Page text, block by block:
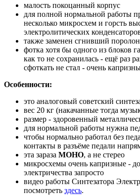
малость покоцанный корпус
для полной нормальной работы
несколько микросхем и горсть
электролитических
также заменен сгнивший поролон
фотка хотя бы одного из блоков
как то не сохранилась - ещё раз
сфоткать не стал - очень
Особенности:
это аналоговый советский
вес 20 кг (накачанные тогда
размер - здоровенный
для нормальной работы нужна
чтобы нормально работал без
контакты в разъёме педали
эта зараза МОНО, а не стерео
микросхемы очень капризные -
электричества запросто
видео работы Синтезатора
посмотреть здесь.